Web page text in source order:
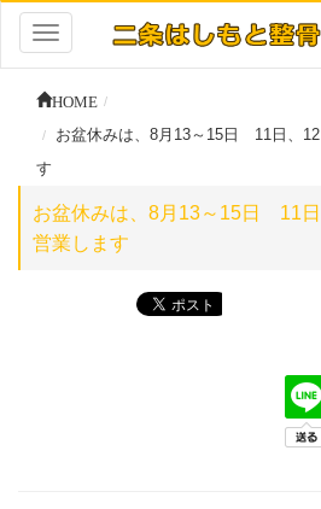
Toggle
navigation
HOME
お盆休みは、8月13～15日 11日、
す
お盆休みは、8月13～15日 11
営業します